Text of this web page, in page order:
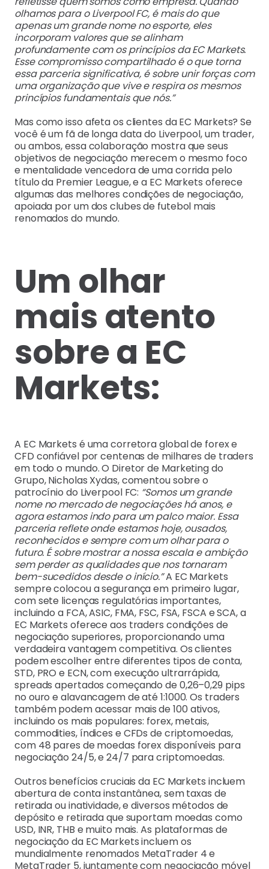
olhamos para o Liverpool FC, é mais do que
apenas um grande nome no esporte, eles
incorporam valores que se alinham
profundamente com os princípios da EC Markets.
Esse compromisso compartilhado é o que torna
essa parceria significativa, é sobre unir forças com
uma organização que vive e respira os mesmos
princípios fundamentais que nós.”
Mas como isso afeta os clientes da EC Markets? Se
você é um fã de longa data do Liverpool, um trader,
ou ambos, essa colaboração mostra que seus
objetivos de negociação merecem o mesmo foco
e mentalidade vencedora de uma corrida pelo
título da Premier League, e a EC Markets oferece
algumas das melhores condições de negociação,
apoiada por um dos clubes de futebol mais
renomados do mundo.
Um olhar
mais atento
sobre a EC
Markets:
A EC Markets é uma corretora global de forex e
CFD confiável por centenas de milhares de traders
em todo o mundo. O Diretor de Marketing do
Grupo, Nicholas Xydas, comentou sobre o
patrocínio do Liverpool FC: “Somos um grande
nome no mercado de negociações há anos, e
agora estamos indo para um palco maior. Essa
parceria reflete onde estamos hoje, ousados,
reconhecidos e sempre com um olhar para o
futuro. É sobre mostrar a nossa escala e ambição
sem perder as qualidades que nos tornaram
bem-sucedidos desde o início.”A EC Markets
sempre colocou a segurança em primeiro lugar,
com sete licenças regulatórias importantes,
incluindo a FCA, ASIC, FMA, FSC, FSA, FSCA e SCA, a
EC Markets oferece aos traders condições de
negociação superiores, proporcionando uma
verdadeira vantagem competitiva. Os clientes
podem escolher entre diferentes tipos de conta,
STD, PRO e ECN, com execução ultrarrápida,
spreads apertados começando de 0,26–0,29 pips
no ouro e alavancagem de até 1:1000. Os traders
também podem acessar mais de 100 ativos,
incluindo os mais populares: forex, metais,
commodities, índices e CFDs de criptomoedas,
com 48 pares de moedas forex disponíveis para
negociação 24/5, e 24/7 para criptomoedas.
Outros benefícios cruciais da EC Markets incluem
abertura de conta instantânea, sem taxas de
retirada ou inatividade, e diversos métodos de
depósito e retirada que suportam moedas como
USD, INR, THB e muito mais. As plataformas de
negociação da EC Markets incluem os
mundialmente renomados MetaTrader 4 e
MetaTrader 5, juntamente com negociação móvel